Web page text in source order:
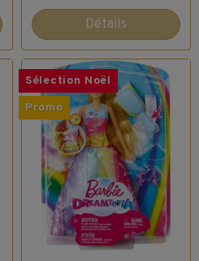
Détails
Sélection Noël
Promo